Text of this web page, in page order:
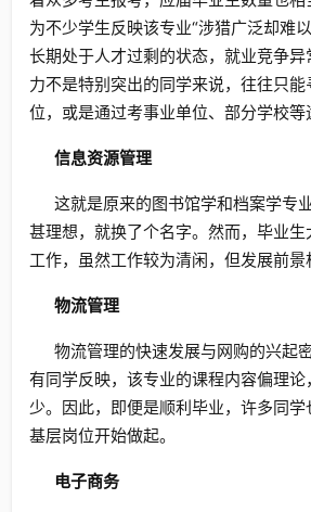
为不少学生反映该专业“涉猎广泛却难
长期处于人才过剩的状态，就业竞争
力不是特别突出的同学来说，往往只
位，或是通过考事业单位、部分学校等
信息资源管理
这就是原来的图书馆学和档案学专
甚理想，就换了个名字。然而，毕业
工作，虽然工作较为清闲，但发展前景
物流管理
物流管理的快速发展与网购的兴起
有同学反映，该专业的课程内容偏理
少。因此，即便是顺利毕业，许多同
基层岗位开始做起。
电子商务